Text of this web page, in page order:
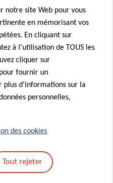
vous acceptez
du LIH.
notre site Web pour vous
en mémorisant vos
En cliquant sur
à l'utilisation de TOUS les
cliquer sur
fournir un
plus d'informations sur la
personnelles,
des cookies
Tout rejeter